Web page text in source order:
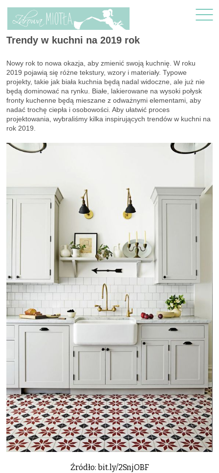
Trendy w kuchni na 2019 rok
Nowy rok to nowa okazja, aby zmienić swoją kuchnię. W roku
2019 pojawią się różne tekstury, wzory i materiały. Typowe
projekty, takie jak biała kuchnia będą nadal widoczne, ale już nie
będą dominować na rynku. Białe, lakierowane na wysoki połysk
fronty kuchenne będą mieszane z odważnymi elementami, aby
nadać trochę ciepła i osobowości. Aby ułatwić proces
projektowania, wybraliśmy kilka inspirujących trendów w kuchni na
rok 2019.
Źródło: bit.ly/2SnjOBF